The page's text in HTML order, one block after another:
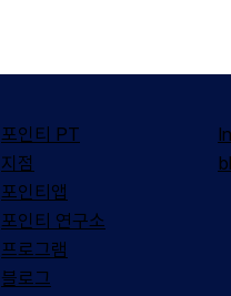
포인티 PT
지점
포인티앱
포인티 연구소
​프로그램
블로그